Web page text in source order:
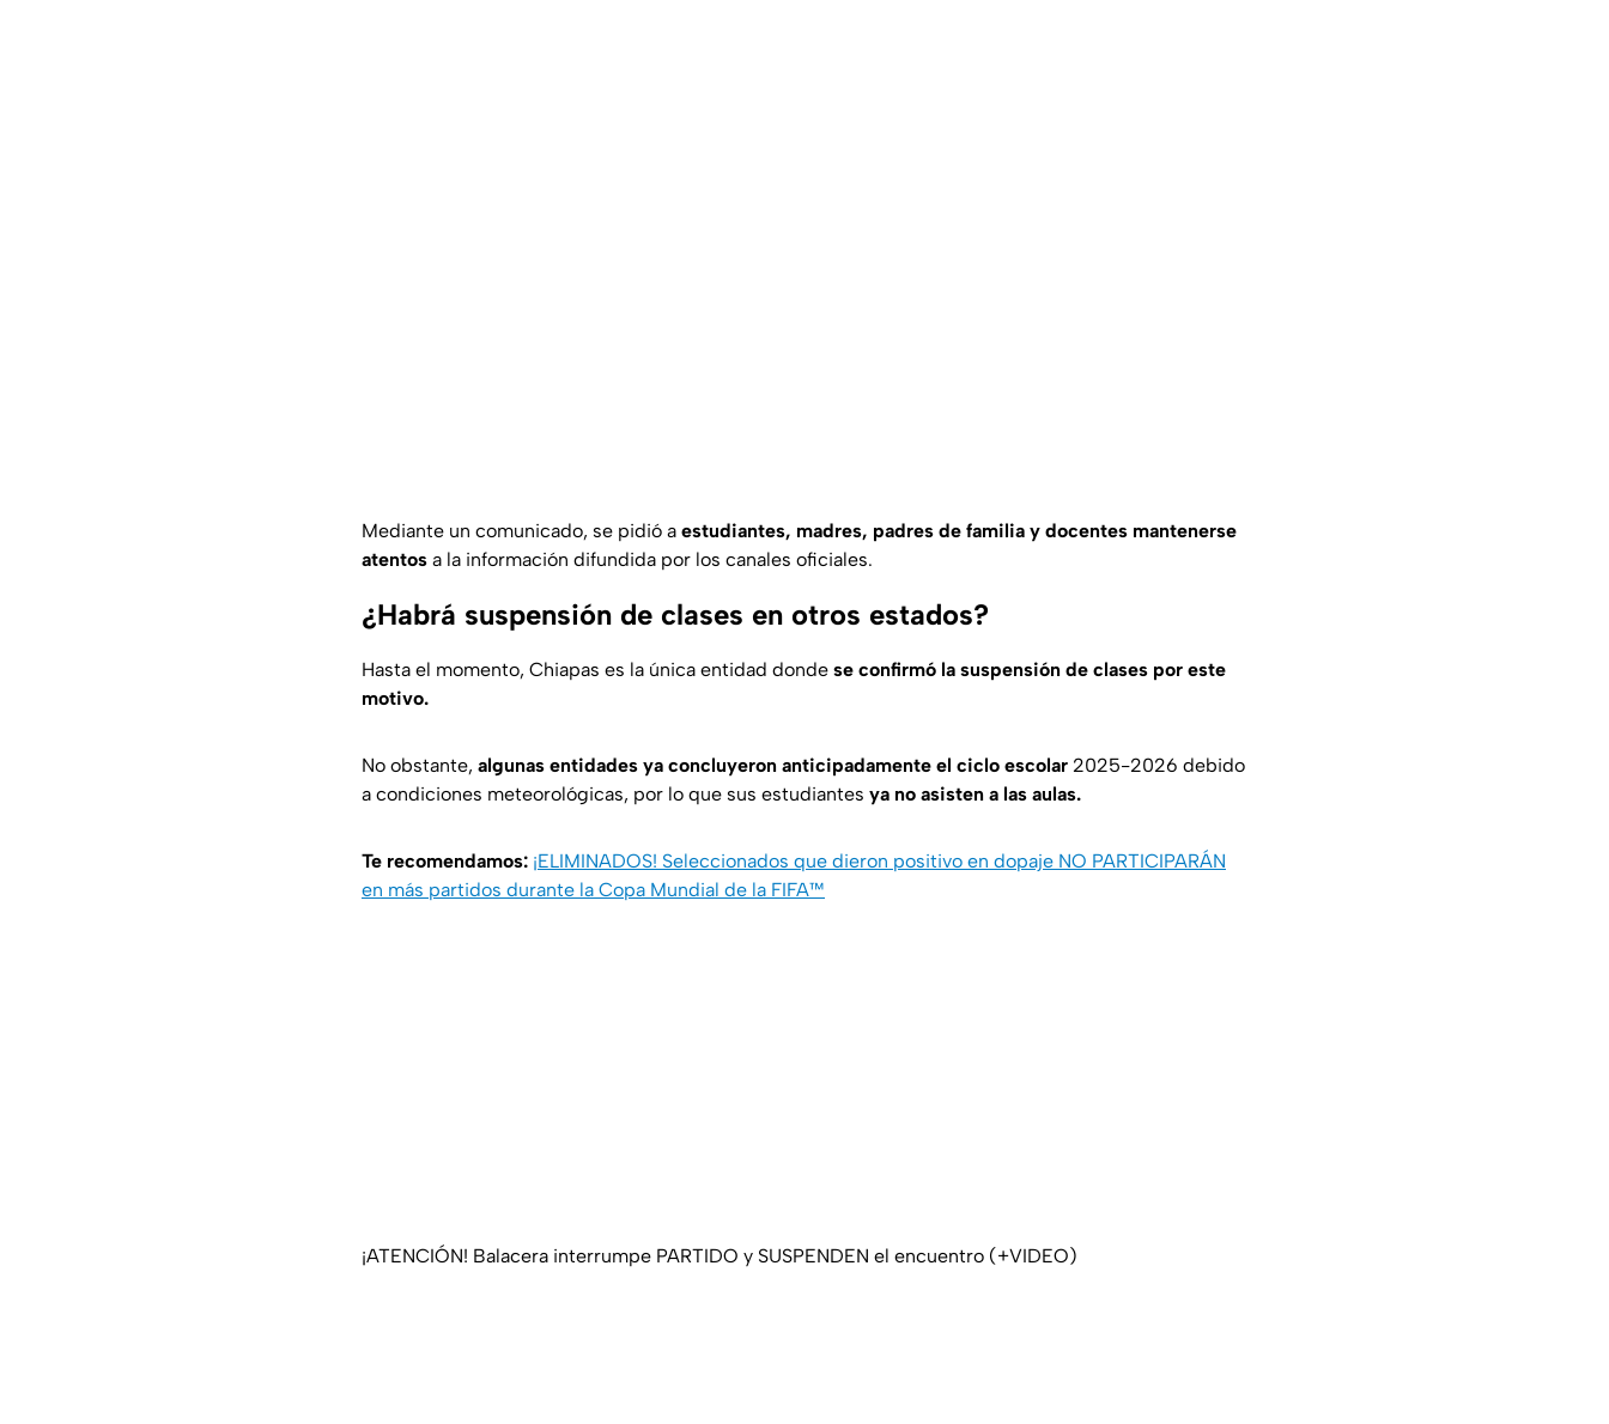
Mediante un comunicado, se pidió a estudiantes, madres, padres de familia y docentes mantenerse
atentos a la información difundida por los canales oficiales.
¿Habrá suspensión de clases en otros estados?
Hasta el momento, Chiapas es la única entidad donde se confirmó la suspensión de clases por este
motivo.
No obstante, algunas entidades ya concluyeron anticipadamente el ciclo escolar 2025-2026 debido
a condiciones meteorológicas, por lo que sus estudiantes ya no asisten a las aulas.
Te recomendamos: ¡ELIMINADOS! Seleccionados que dieron positivo en dopaje NO PARTICIPARÁN
en más partidos durante la Copa Mundial de la FIFA™
¡ATENCIÓN! Balacera interrumpe PARTIDO y SUSPENDEN el encuentro (+VIDEO)